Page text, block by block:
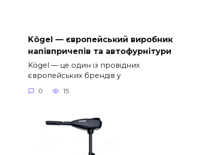
Kögel — європейський виробник
напівпричепів та автофурнітури
Kögel — це один із провідних
європейських брендів у
0 15